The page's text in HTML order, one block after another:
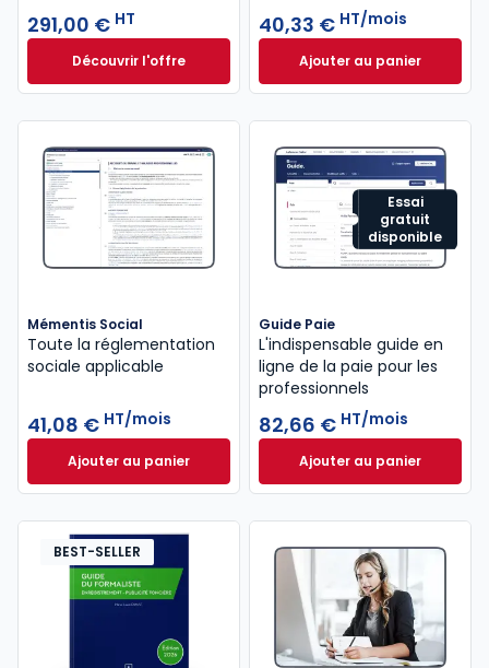
291,00 € HT
Découvrir l'offreGenIA-L Entreprise à partir de 291,00 € HT
40,33 € HT/mois
Ajouter au panier
Mémentis Fiscal
Mémentis Social
Toute la réglementation
sociale applicable
41,08 € HT/mois
Ajouter au panierMémentis Social à 41,08 €HT/mois
Essai
gratuit
disponible
Guide Paie
L'indispensable guide en
ligne de la paie pour les
professionnels
82,66 € HT/mois
Ajouter au panier
Guide Paie à
BEST-SELLER